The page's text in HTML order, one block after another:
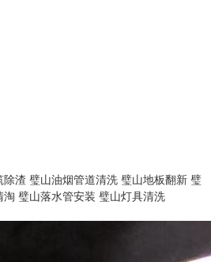
除渣 璧山油烟管道清洗 璧山地板翻新 璧
淘 璧山落水管安装 璧山灯具清洗